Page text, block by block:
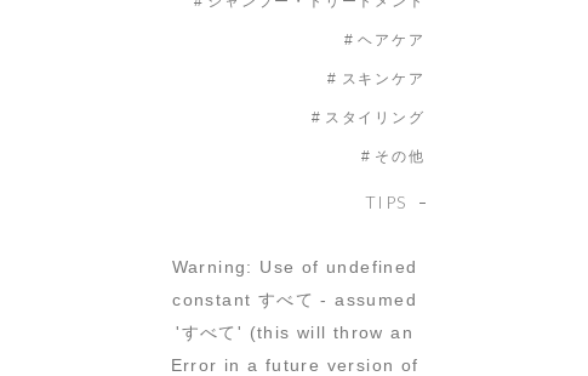
ヘアケア
スキンケア
スタイリング
その他
TIPS
Warning: Use of undefined
constant すべて - assumed
'すべて' (this will throw an
Error in a future version of